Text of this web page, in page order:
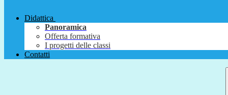
Didattica
Panoramica
Offerta formativa
I progetti delle classi
Contatti